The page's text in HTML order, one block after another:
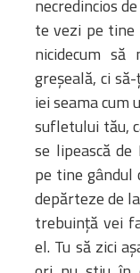
RESURSE
necredincios
te vezi pe tine
nicidecum
greşeală, ci
iei seama cum
sufletului tău,
se lipească
pe tine gândul
depărteze de
trebuinţă vei
el. Tu să zici